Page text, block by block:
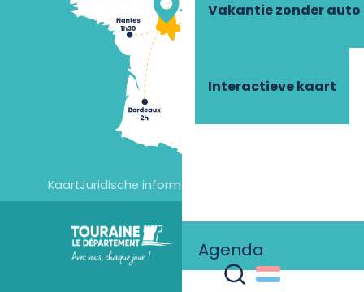
Vakantie zonder auto
Interactieve kaart
Agenda
KaartJuridische informatie